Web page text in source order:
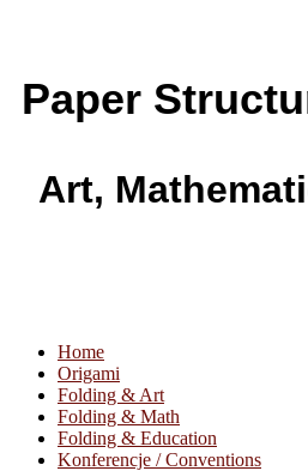
Paper
Art,
Home
Origami
Folding & Art
Folding & Math
Folding & Education
Konferencje / Conventions